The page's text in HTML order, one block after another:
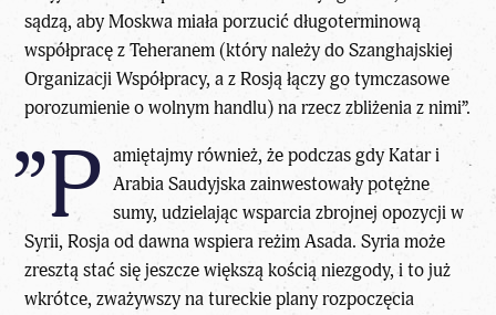
sądzą, aby Moskwa miała porzucić długoterminową
współpracę z Teheranem (który należy do Szanghajskiej
Organizacji Współpracy, a z Rosją łączy go tymczasowe
porozumienie o wolnym handlu) na rzecz zbliżenia z nimi”.
”P amiętajmy również, że podczas gdy Katar i
Arabia Saudyjska zainwestowały potężne
sumy, udzielając wsparcia zbrojnej opozycji w
Syrii, Rosja od dawna wspiera reżim Asada. Syria może
zresztą stać się jeszcze większą kością niezgody, i to już
wkrótce, zważywszy na tureckie plany rozpoczęcia